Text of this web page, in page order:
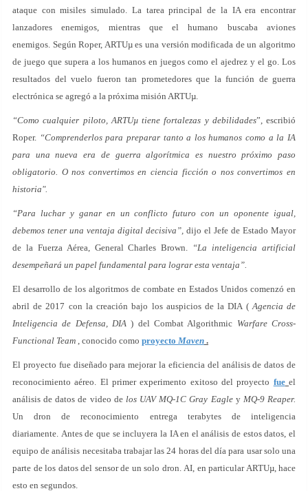
ataque con misiles simulado. La tarea principal de la IA era encontrar
lanzadores enemigos, mientras que el humano buscaba aviones
enemigos. Según Roper, ARTUµ es una versión modificada de un algoritmo
de juego que supera a los humanos en juegos como el ajedrez y el go. Los
resultados del vuelo fueron tan prometedores que la función de guerra
electrónica se agregó a la próxima misión ARTUµ.
“Como cualquier piloto, ARTUµ tiene fortalezas y debilidades”, escribió
Roper. “Comprenderlos para preparar tanto a los humanos como a la IA
para una nueva era de guerra algorítmica es nuestro próximo paso
obligatorio. O nos convertimos en ciencia ficción o nos convertimos en
historia".
“Para luchar y ganar en un conflicto futuro con un oponente igual,
debemos tener una ventaja digital decisiva”, dijo el Jefe de Estado Mayor
de la Fuerza Aérea, General Charles Brown. “La inteligencia artificial
desempeñará un papel fundamental para lograr esta ventaja”.
El desarrollo de los algoritmos de combate en Estados Unidos comenzó en
abril de 2017 con la creación bajo los auspicios de la DIA (Agencia de
Inteligencia de Defensa, DIA ) del Combat Algorithmic Warfare Cross-
Functional Team , conocido como proyecto Maven .
El proyecto fue diseñado para mejorar la eficiencia del análisis de datos de
reconocimiento aéreo. El primer experimento exitoso del proyecto fue el
análisis de datos de video de los UAV MQ-1C Gray Eagley MQ-9 Reaper.
Un dron de reconocimiento entrega terabytes de inteligencia
diariamente. Antes de que se incluyera la IA en el análisis de estos datos, el
equipo de análisis necesitaba trabajar las 24 horas del día para usar solo una
parte de los datos del sensor de un solo dron. AI, en particular ARTUµ, hace
esto en segundos.